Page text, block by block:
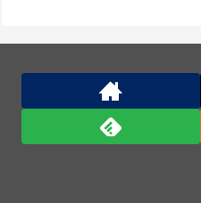
落してしまう。
中国とロシア海軍艦艇4